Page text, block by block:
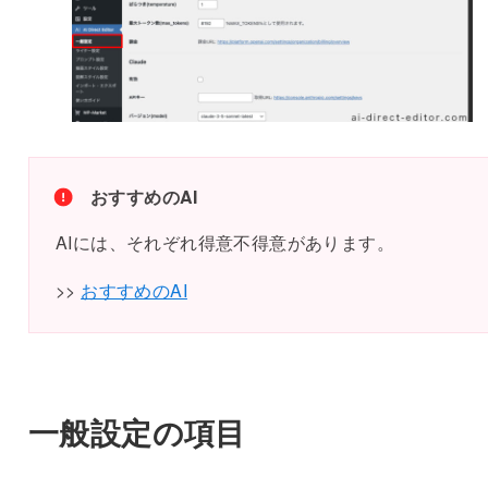
おすすめのAI
AIには、それぞれ得意不得意があります。
>> おすすめのAI
一般設定の項目